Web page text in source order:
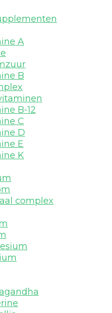
A
B
B-12
C
D
E
K
complex